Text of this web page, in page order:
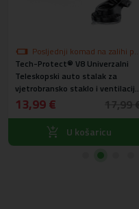
Posljednji komad na zalihi po
akcijskoj cijeni
Tech-Protect® V8 Univerzalni
Teleskopski auto stalak za
vjetrobransko staklo i ventilaciju
- ZAMJENSKA AMBALAŽA -
TESTIRAN - NOVI
13,99 €
U košaricu